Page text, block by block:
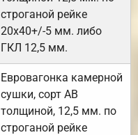
строганой рейке
20х40+/-5 мм. либо
ГКЛ 12,5 мм.
Евровагонка камерной
сушки, сорт АВ
толщиной, 12,5 мм. по
строганой рейке